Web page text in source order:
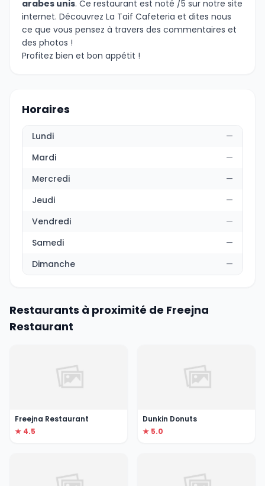
arabes unis. Ce restaurant est noté /5 sur notre site
internet. Découvrez La Taif Cafeteria et dites nous
ce que vous pensez à travers des commentaires et
des photos !
Profitez bien et bon appétit !
Horaires
Lundi
—
Mardi
—
Mercredi
—
Jeudi
—
Vendredi
—
Samedi
—
Dimanche
—
Restaurants à proximité de Freejna
Restaurant
Freejna Restaurant
★ 4.5
Dunkin Donuts
★ 5.0